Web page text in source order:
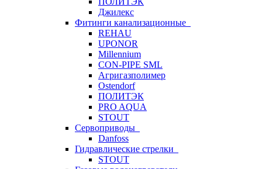
Джилекс
Фитинги канализационные
REHAU
UPONOR
Millennium
CON-PIPE SML
Агригазполимер
Ostendorf
ПОЛИТЭК
PRO AQUA
STOUT
Сервоприводы
Danfoss
Гидравлические стрелки
STOUT